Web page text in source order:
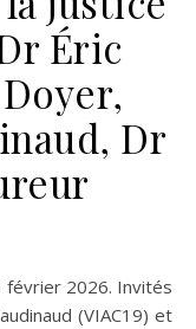
Éric
Dr
(VIAC19) et